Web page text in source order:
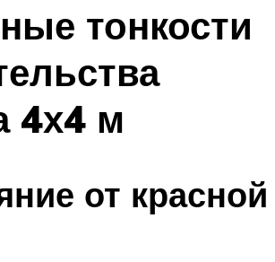
тонкости
4х4 м
от красной